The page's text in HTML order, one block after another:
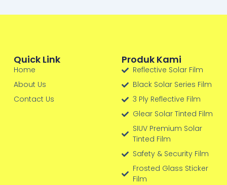
Quick Link
Home
About Us
Contact Us
Produk Kami
Reflective Solar Film
Black Solar Series Film
3 Ply Reflective Film
Glear Solar Tinted Film
SIUV Premium Solar
Tinted Film
Safety & Security Film
Frosted Glass Sticker
Film